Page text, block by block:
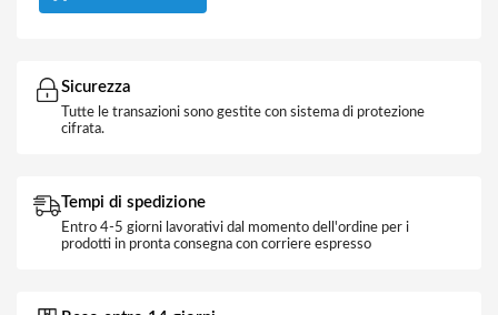
Sicurezza
Tutte le transazioni sono gestite con sistema di protezione
cifrata.
Tempi di spedizione
Entro 4-5 giorni lavorativi dal momento dell'ordine per i
prodotti in pronta consegna con corriere espresso